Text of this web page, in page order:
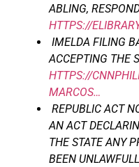
ABLING,
HTTPS://
IMELDA FILING
ACCEPTING THE
HTTPS://
MARCOS…
REPUBLIC ACT
AN ACT
THE STATE ANY
BEEN